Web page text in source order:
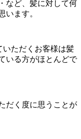
など、髪に対して何
います。
いただくお客様は髪
いる方がほとんどで
だく度に思うことが